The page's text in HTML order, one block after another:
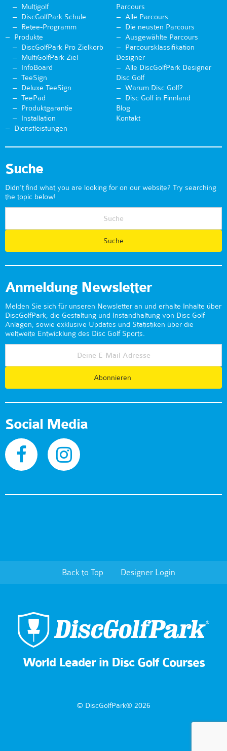
Multigolf
DiscGolfPark Schule
Retee-Programm
Produkte
DiscGolfPark Pro Zielkorb
MultiGolfPark Ziel
InfoBoard
TeeSign
Deluxe TeeSign
TeePad
Produktgarantie
Installation
Dienstleistungen
Parcours
Alle Parcours
Die neusten Parcours
Ausgewählte Parcours
Parcoursklassifikation
Designer
Alle DiscGolfPark Designer
Disc Golf
Warum Disc Golf?
Disc Golf in Finnland
Blog
Kontakt
Suche
Didn't find what you are looking for on our website? Try searching
the topic below!
Anmeldung Newsletter
Melden Sie sich für unseren Newsletter an und erhalte Inhalte über
DiscGolfPark, die Gestaltung und Instandhaltung von Disc Golf
Anlagen, sowie exklusive Updates und Statistiken über die
weltweite Entwicklung des Disc Golf Sports.
Abonnieren
Social Media
Back to Top Designer Login
World Leader in Disc Golf Courses
© DiscGolfPark® 2026